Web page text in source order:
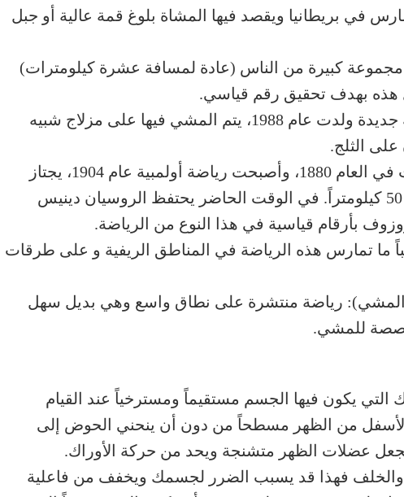
في بريطانيا ويقصد فيها المشاة بلوغ قمة عالية أو جبل
كبيرة من الناس (عادة لمسافة عشرة كيلومترات)
هذه بهدف تحقيق رقم قياسي.
المشي على المزلاج: رياضة جديدة ولدت عام 1988، يتم المشي فيها على مزلاج شبيه
على الثلج.
سباق المشي: رياضة ظهرت في العام 1880، وأصبحت رياضة أولمبية عام 1904، يجتاز
المتبارون فيها مسافة 20 أو 50 كيلومتراً. في الوقت الحاضر يحتفظ الروسيان دينيس
بأرقام قياسية في هذا النوع من الرياضة.
ما تمارس هذه الرياضة في المناطق الريفية و على طرقات
المشي): رياضة منتشرة على نطاق واسع وهي بديل سهل
للمشي.
يكون فيها الجسم مستقيماً ومسترخياً عند القيام
من الظهر مسطحاً من دون أن ينحني الحوض إلى
يجعل عضلات الظهر متشنجة ويحد من حركة الأوراك.
والخلف فهذا قد يسبب الضرر لجسمك ويخفف من فاعلية